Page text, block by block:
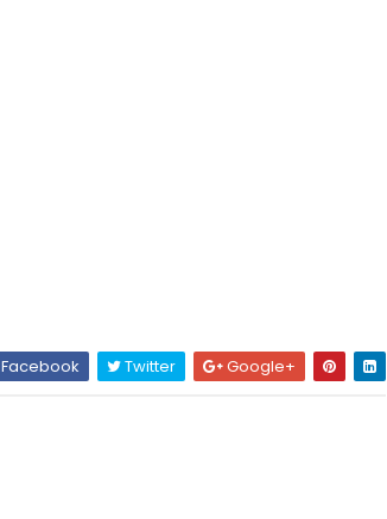
Facebook Twitter Google+